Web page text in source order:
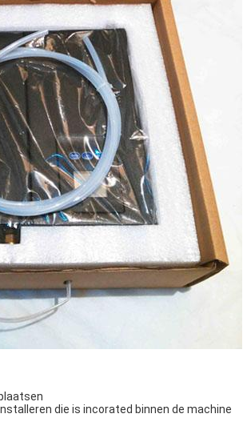
die is incorated binnen de machine